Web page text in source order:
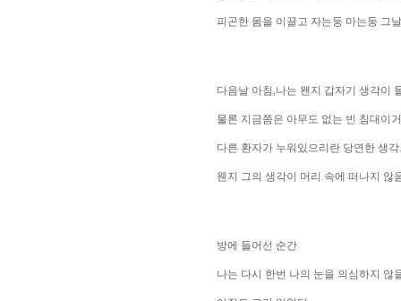
피곤한 몸을 이끌고 자는둥 마는둥 그
다음날 아침,나는 왠지 갑자기 생각이
물론 지금쯤은 아무도 없는 빈 침대이
다른 환자가 누워있으리란 당연한 생
웬지 그의 생각이 머리 속에 떠나지 않
방에 들어선 순간
나는 다시 한번 나의 눈을 의심하지 않